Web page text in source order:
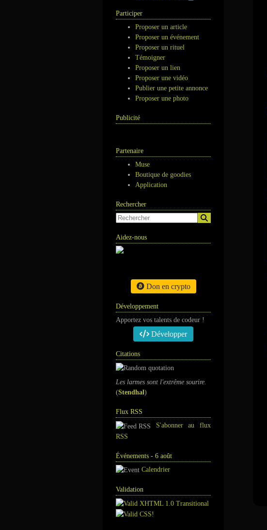
Participer
Proposer un article
Proposer un événement
Proposer un rituel
Témoigner
Proposer un lien
Proposer une vidéo
Publier une petite annonce
Proposer une photo
Publicité
Partenaire
Muse
Boutique de goodies
Application
Rechercher
Aidez-nous
Don en crypto
Développement
Apportez vos talents de codeur !
Développer
Citations
Les larmes sont l'extrême sourire.
(Stendhal)
Flux RSS
S'abonner au flux
RSS
Événements - 6 août
Calendrier
Validation